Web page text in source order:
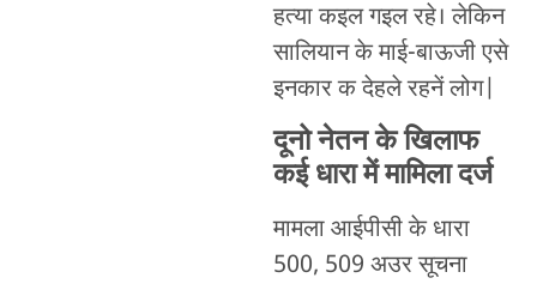
हत्या कइल गइल रहे। लेकिन
सालियान के माई-बाऊजी एसे
इनकार क देहले रहनें लोग|
दूनो नेतन के खिलाफ
कई धारा में मामिला दर्ज
मामला आईपीसी के धारा
500, 509 अउर सूचना